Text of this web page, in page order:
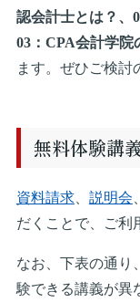
認会計士とは？、
03：CPA会計学院
ます。ぜひご検討
無料体験講
資料請求、 説明会
だくことで、ご利
なお、下表の通り
験できる講義が異